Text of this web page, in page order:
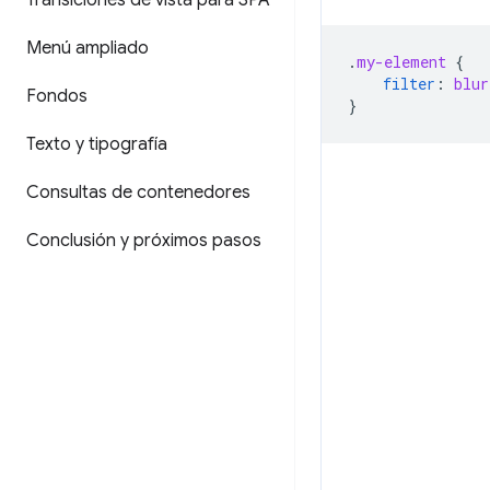
Menú ampliado
Fondos
Texto y tipografía
Consultas de contenedores
Conclusión y próximos pasos
.my-element {
filter : blur
}